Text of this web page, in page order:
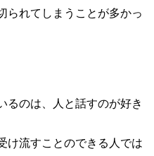
られてしまうことが多かっ
るのは、人と話すのが好き
け流すことのできる人では